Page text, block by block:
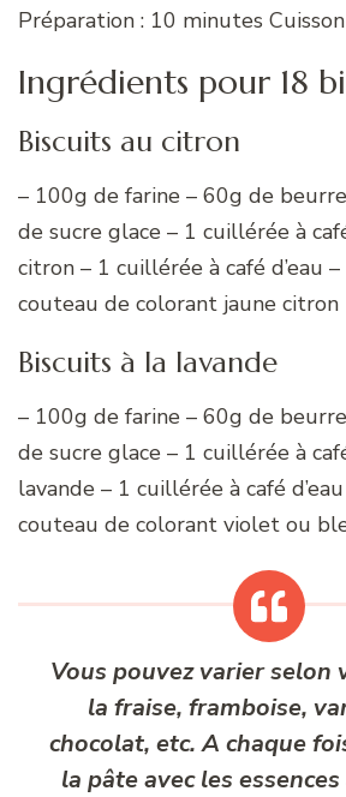
Préparation : 10 minutes
Ingrédients pour 18
Biscuits au citron
– 100g de farine – 60g de
de sucre glace – 1 cuillérée à
citron – 1 cuillérée à café d’eau
couteau de colorant jaune citron
Biscuits à la lavande
– 100g de farine – 60g de
de sucre glace – 1 cuillérée à
lavande – 1 cuillérée à café
couteau de colorant violet ou
Vous pouvez varier selon
la fraise, framboise,
chocolat, etc. A chaque
la pâte avec les